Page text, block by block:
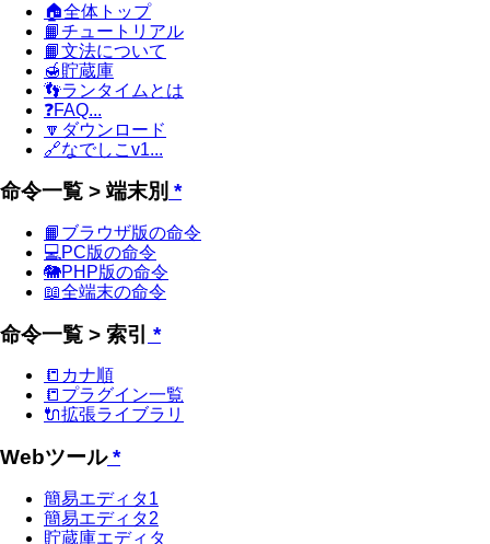
🏠全体トップ
📙チュートリアル
📙文法について
🍯貯蔵庫
👣ランタイムとは
❓FAQ...
🔽ダウンロード
🔗なでしこv1...
命令一覧 > 端末別 *
📙ブラウザ版の命令
💻PC版の命令
🐘PHP版の命令
📖全端末の命令
命令一覧 > 索引 *
📒カナ順
📒プラグイン一覧
🔌拡張ライブラリ
Webツール*
簡易エディタ1
簡易エディタ2
貯蔵庫エディタ